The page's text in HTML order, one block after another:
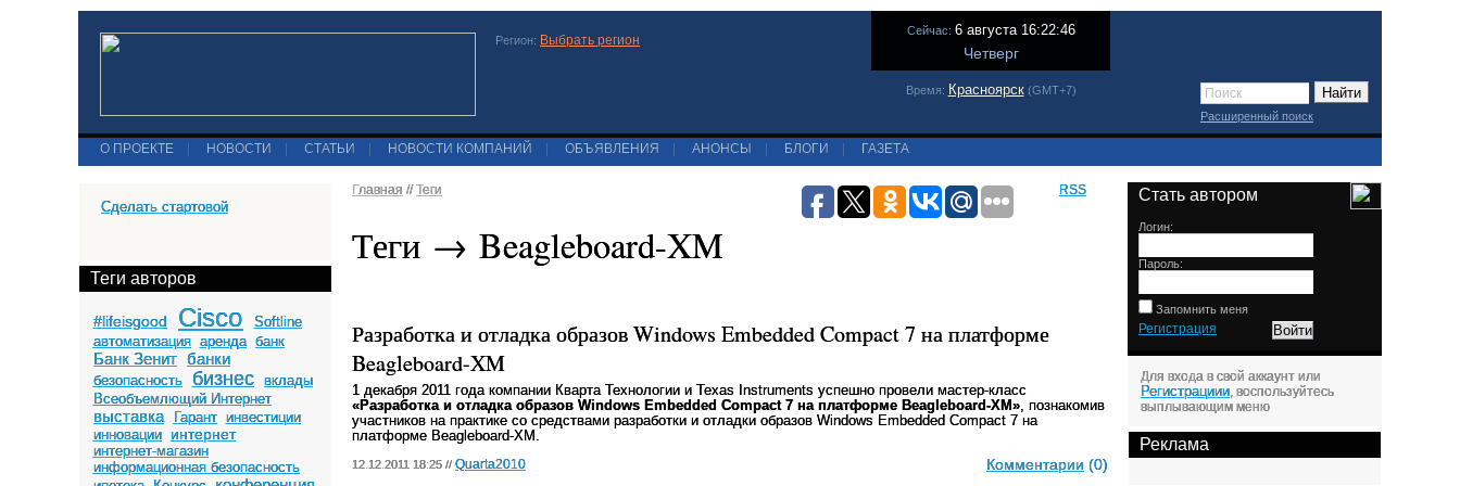
Регион: Выбрать регион
Сейчас: 6 августа 16:22:46
Четверг
Время: Красноярск(GMT+7)
Расширенный поиск
О ПРОЕКТЕ НОВОСТИ СТАТЬИ НОВОСТИ КОМПАНИЙ ОБЪЯВЛЕНИЯ АНОНСЫ БЛОГИ ГАЗЕТА
Сделать стартовой
Теги авторов
#lifeisgood Cisco
Softline
автоматизация аренда банк
Банк Зенит банки
безопасность бизнес
вклады
Всеобъемлющий Интернет
выставка Гарант инвестиции
инновации
интернет
интернет-магазин
информационная безопасность
Главная // Теги RSS
Теги → Beagleboard-XM
Разработка и отладка образов Windows Embedded Compact 7 на платформе
Beagleboard-XM
1 декабря 2011 года компании Кварта Технологии и Texas Instruments успешно провели мастер-класс
«Разработка и отладка образов Windows Embedded Compact 7 на платформе Beagleboard-XM», познакомив
участников на практике со средствами разработки и отладки образов Windows Embedded Compact 7 на
платформе Beagleboard-XM.
12.12.2011 18:25 // Quarta2010 Комментарии (0)
Стать автором
Логин:
Пароль:
Запомнить меня
Регистрация
Для входа в свой аккаунт или
Регистрациии , воспользуйтесь
выплывающим меню
Реклама